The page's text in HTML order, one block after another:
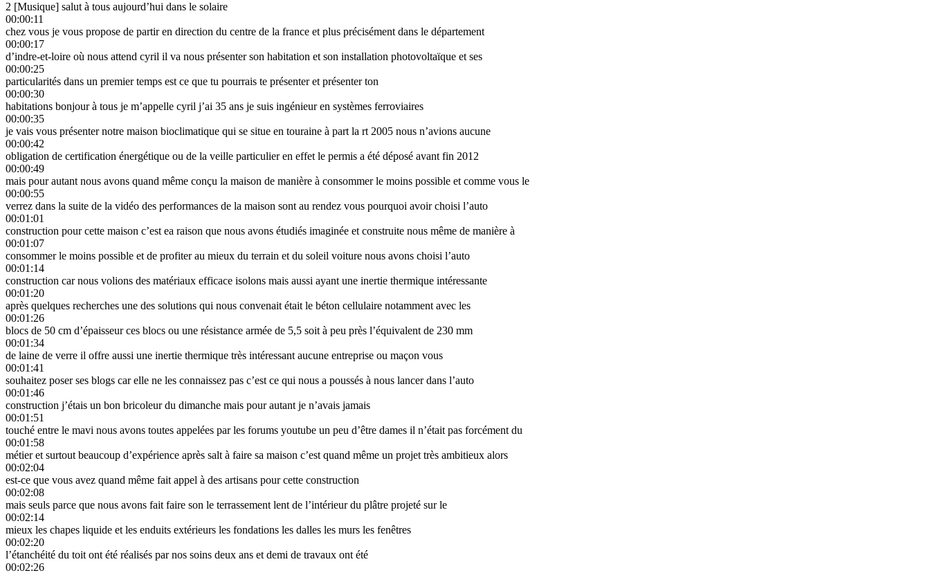
2 [Musique] salut à tous aujourd’hui dans le solaire
00:00:11
chez vous je vous propose de partir en direction du centre de la france et plus précisément dans le département
00:00:17
d’indre-et-loire où nous attend cyril il va nous présenter son habitation et son installation photovoltaïque et ses
00:00:25
particularités dans un premier temps est ce que tu pourrais te présenter et présenter ton
00:00:30
habitations bonjour à tous je m’appelle cyril j’ai 35 ans je suis ingénieur en systèmes ferroviaires
00:00:35
je vais vous présenter notre maison bioclimatique qui se situe en touraine à part la rt 2005 nous n’avions aucune
00:00:42
obligation de certification énergétique ou de la veille particulier en effet le permis a été déposé avant fin 2012
00:00:49
mais pour autant nous avons quand même conçu la maison de manière à consommer le moins possible et comme vous le
00:00:55
verrez dans la suite de la vidéo des performances de la maison sont au rendez vous pourquoi avoir choisi l’auto
00:01:01
construction pour cette maison c’est ea raison que nous avons étudiés imaginée et construite nous même de manière à
00:01:07
consommer le moins possible et de profiter au mieux du terrain et du soleil voiture nous avons choisi l’auto
00:01:14
construction car nous volions des matériaux efficace isolons mais aussi ayant une inertie thermique intéressante
00:01:20
après quelques recherches une des solutions qui nous convenait était le béton cellulaire notamment avec les
00:01:26
blocs de 50 cm d’épaisseur ces blocs ou une résistance armée de 5,5 soit à peu près l’équivalent de 230 mm
00:01:34
de laine de verre il offre aussi une inertie thermique très intéressant aucune entreprise ou maçon vous
00:01:41
souhaitez poser ses blogs car elle ne les connaissez pas c’est ce qui nous a poussés à nous lancer dans l’auto
00:01:46
construction j’étais un bon bricoleur du dimanche mais pour autant je n’avais jamais
00:01:51
touché entre le mavi nous avons toutes appelées par les forums youtube un peu d’être dames il n’était pas forcément du
00:01:58
métier et surtout beaucoup d’expérience après salt à faire sa maison c’est quand même un projet très ambitieux alors
00:02:04
est-ce que vous avez quand même fait appel à des artisans pour cette construction
00:02:08
mais seuls parce que nous avons fait faire son le terrassement lent de l’intérieur du plâtre projeté sur le
00:02:14
mieux les chapes liquide et les enduits extérieurs les fondations les dalles les murs les fenêtres
00:02:20
l’étanchéité du toit ont été réalisés par nos soins deux ans et demi de travaux ont été
00:02:26